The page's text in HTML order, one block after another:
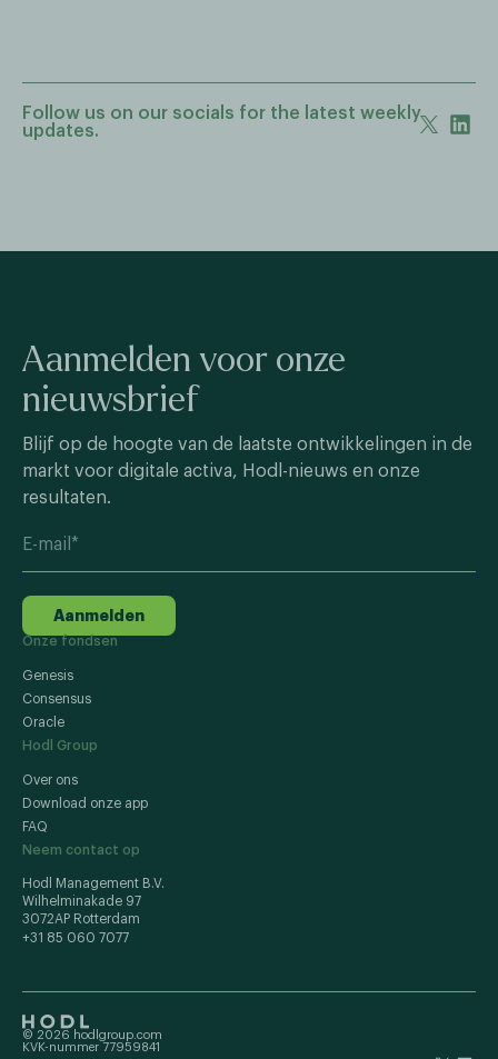
Follow us on our socials for the latest weekly
updates.
Aanmelden voor onze
nieuwsbrief
Blijf op de hoogte van de laatste ontwikkelingen in de
markt voor digitale activa, Hodl-nieuws en onze
resultaten.
Aanmelden
Onze fondsen
Genesis
Consensus
Oracle
Hodl Group
Over ons
Download onze app
FAQ
Neem contact op
Hodl Management B.V.
Wilhelminakade 97
3072AP Rotterdam
+31 85 060 7077
© 2026 hodlgroup.com
KVK-nummer 77959841